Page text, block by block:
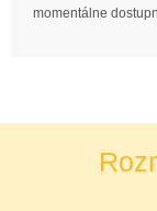
momentálne